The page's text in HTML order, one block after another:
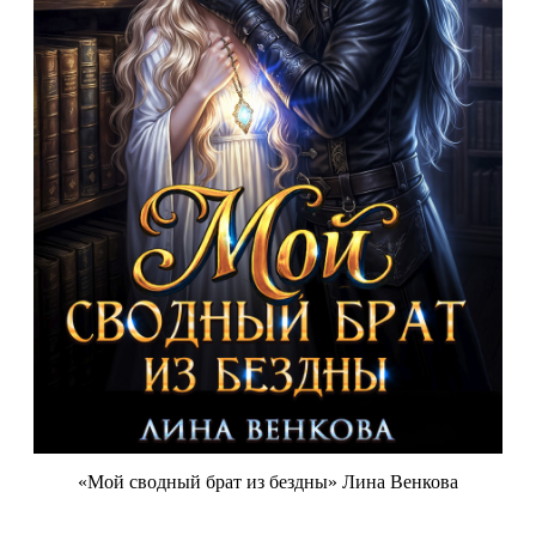
«Мой сводный брат из бездны» Лина Венкова